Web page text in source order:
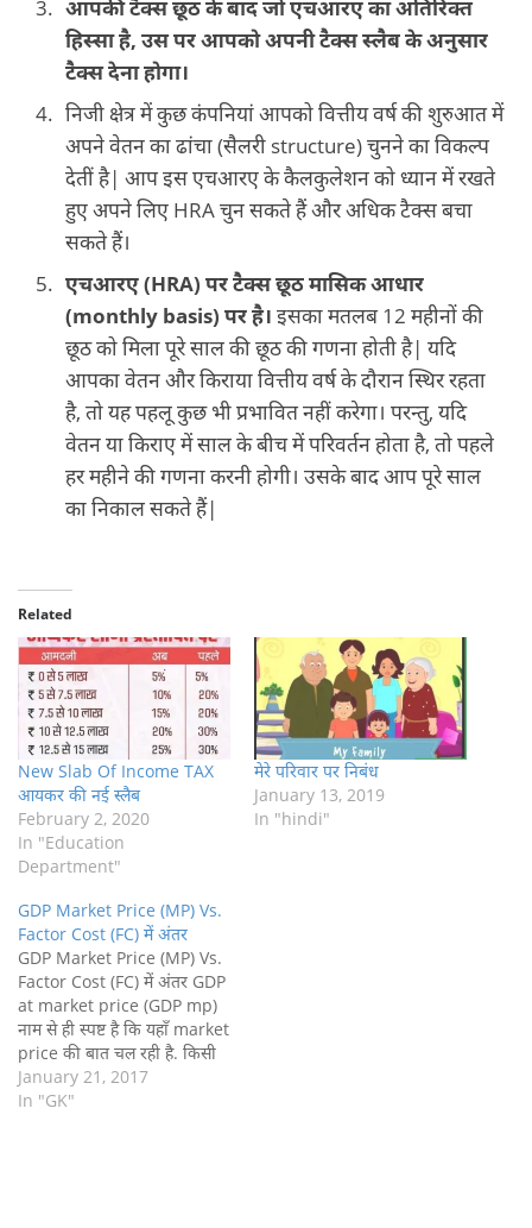
आपकी टैक्स छूठ के बाद जो एचआरए का अतिरिक्त
हिस्सा है, उस पर आपको अपनी टैक्स स्लैब के अनुसार
टैक्स देना होगा।
निजी क्षेत्र में कुछ कंपनियां आपको वित्तीय वर्ष की शुरुआत में
अपने वेतन का ढांचा (सैलरी structure) चुनने का विकल्प
देतीं है| आप इस एचआरए के कैलकुलेशन को ध्यान में रखते
हुए अपने लिए HRA चुन सकते हैं और अधिक टैक्स बचा
सकते हैं।
एचआरए (HRA) पर टैक्स छूठ मासिक आधार
(monthly basis) पर है। इसका मतलब 12 महीनों की
छूठ को मिला पूरे साल की छूठ की गणना होती है| यदि
आपका वेतन और किराया वित्तीय वर्ष के दौरान स्थिर रहता
है, तो यह पहलू कुछ भी प्रभावित नहीं करेगा। परन्तु, यदि
वेतन या किराए में साल के बीच में परिवर्तन होता है, तो पहले
हर महीने की गणना करनी होगी। उसके बाद आप पूरे साल
का निकाल सकते हैं|
Related
New Slab Of Income TAX
आयकर की नई स्लैब
February 2, 2020
In "Education
Department"
मेरे परिवार पर निबंध
January 13, 2019
In "hindi"
GDP Market Price (MP) Vs.
Factor Cost (FC) में अंतर
GDP Market Price (MP) Vs.
Factor Cost (FC) में अंतर GDP
at market price (GDP mp)
नाम से ही स्पष्ट है कि यहाँ market
price की बात चल रही है. किसी
product या service का वह
दाम/प्राइस जिसे हम बाजार से
January 21, 2017
In "GK"